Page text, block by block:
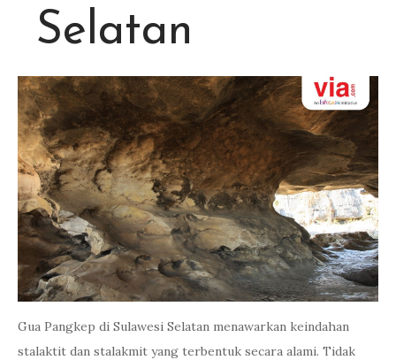
Selatan
Gua Pangkep di Sulawesi Selatan menawarkan keindahan
stalaktit dan stalakmit yang terbentuk secara alami. Tidak